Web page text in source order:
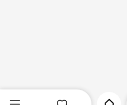
Nhờ khả năng xử lý ngay trên thiết
thực hiện trôi chảy, tự nhiên và đảm